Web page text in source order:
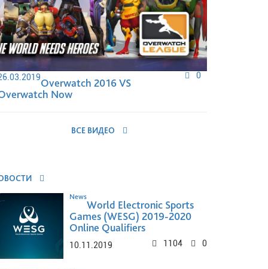
0
Overwatch 2016 VS
Now
ВСЕ ВИДЕО
News
World Electronic Sports
Games (WESG) 2019-2020
Online Qualifiers
10.11.2019 0
1104